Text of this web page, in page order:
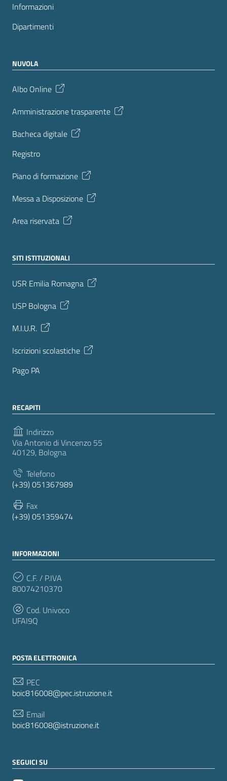
Informazioni
Dipartimenti
NUVOLA
Albo Online
Amministrazione trasparente
Bacheca digitale
Registro
Piano di formazione
Messa a Disposizione
Area riservata
SITI ISTITUZIONALI
USR Emilia Romagna
USP Bologna
M.I.U.R.
Iscrizioni scolastiche
Pago PA
RECAPITI
Indirizzo
Via Antonio di Vincenzo 55
40129, Bologna
Telefono
(+39) 051367989
Fax
(+39) 051359474
INFORMAZIONI
C.F. / P.IVA
80074210370
Cod. Univoco
UFAI9Q
POSTA ELETTRONICA
PEC
boic816008@pec.istruzione.it
Email
boic816008@istruzione.it
SEGUICI SU